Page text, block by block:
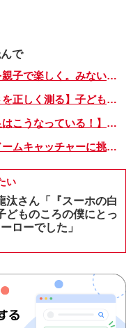
で
おうち時間を親子で楽しく。みないきぬこさんと作る「ヨーグルトアート」
【足の大きさを正しく測る】子どもの靴の最適サイズは？ 月に1回は測り直そう！
【健やかな足はこうなっている！】「疲れた！ 抱っこ！」は靴のせい？ 子どもの足を育てる「足育」を今日からさっそく始めましょう！
【おうちでドームキャッチャーに挑戦だ】アンパンマン わくわくドームキャッチャー
い
汰さん「『スーホの白
どものころの僕にとっ
ローでした」